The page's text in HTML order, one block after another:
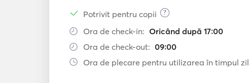
Potrivit pentru copii ?
Ora de check-in: Oricând după 17:00
Ora de check-out: 09:00
Ora de plecare pentru utilizarea în timpul